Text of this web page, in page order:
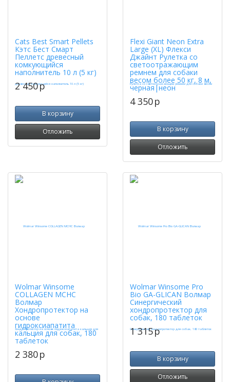
Cats Best Smart Pellets
Кэтс Бест Смарт
Пеллетс древесный
комкующийся
наполнитель 10 л (5 кг)
2 450p
В корзину
Отложить
Flexi Giant Neon Extra
Large (XL) Флекси
Джайнт Рулетка со
светоотражающим
ремнем для собаки
весом более 50 кг, 8 м,
черная|неон
4 350p
В корзину
Отложить
Wolmar Winsome
COLLAGEN MCHC
Волмар
Хондропротектор на
основе
гидроксиапатита
кальция для собак, 180
таблеток
2 380p
Wolmar Winsome Pro
Bio GA-GLICAN Волмар
Синергический
хондропротектор для
собак, 180 таблеток
1 315p
В корзину
Отложить